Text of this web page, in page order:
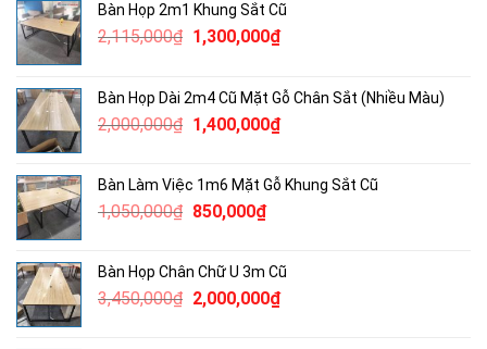
Bàn Họp 2m1 Khung Sắt Cũ
2,115,000₫ Giá
2,115,000₫.
1,300,000₫Giá
là:
1,300,000₫.
Bàn Họp Dài 2m4 Cũ Mặt Gỗ Chân Sắt (Nhiều Màu)
2,000,000₫ Giá
2,000,000₫.
1,400,000₫Giá
là:
Bàn Làm Việc 1m6 Mặt Gỗ Khung Sắt Cũ
1,050,000₫ Giá
1,050,000₫.
850,000₫Giá
là:
850,000₫.
Bàn Họp Chân Chữ U 3m Cũ
3,450,000₫ Giá
2,000,000₫Giá